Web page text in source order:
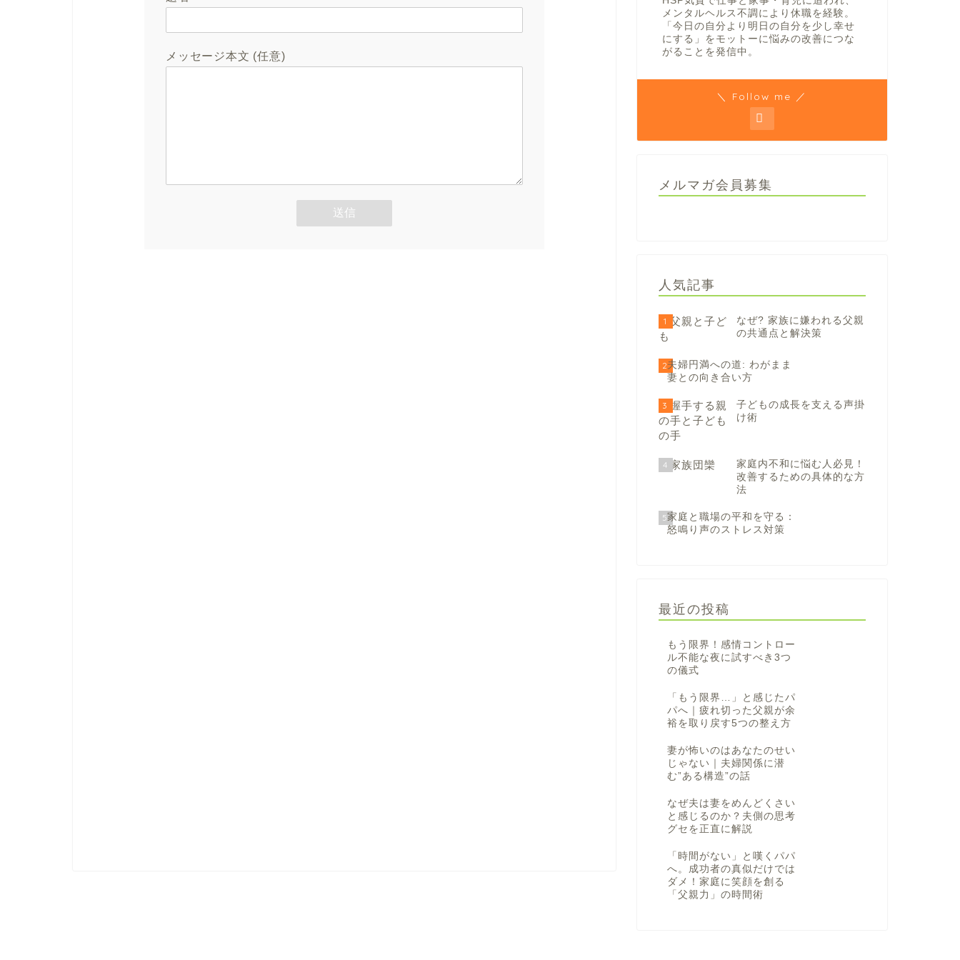
メッセージ本文 (任意)
メンタルヘルス不調により休職を経験。
「今日の自分より明日の自分を少し幸せ
にする」をモットーに悩みの改善につな
がることを発信中。
＼ Follow me ／
メルマガ会員募集
人気記事
1
なぜ? 家族に嫌われる父親
の共通点と解決策
2夫婦円満への道: わがまま
妻との向き合い方
3
子どもの成長を支える声掛
け術
4
家庭内不和に悩む人必見！
改善するための具体的な方
法
5家庭と職場の平和を守る：
怒鳴り声のストレス対策
最近の投稿
もう限界！感情コントロー
ル不能な夜に試すべき3つ
の儀式
「もう限界…」と感じたパ
パへ｜疲れ切った父親が余
裕を取り戻す5つの整え方
妻が怖いのはあなたのせい
じゃない｜夫婦関係に潜
む”ある構造”の話
なぜ夫は妻をめんどくさい
と感じるのか？夫側の思考
グセを正直に解説
「時間がない」と嘆くパパ
へ。成功者の真似だけでは
ダメ！家庭に笑顔を創る
「父親力」の時間術